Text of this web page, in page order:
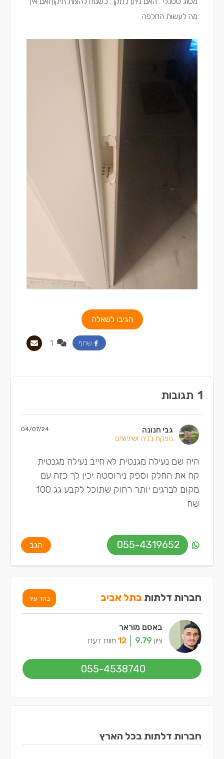
מה לעשות החלפה
הגיבו לשאלה
שתף
1 תגובות
גבי חנונה
מפקח בניה ושיפוצים
04/07/24
היה שם נעילה מגנטית לא חייב נעילה מגנטית
קח את החלק וספק נירוסטה יכין לך כזה עם
מקום לברגים יותר רחוק שתוכל לקבע גג 100
שח
055-4319652 הגב
חברות דלתות בתל אביב בחר עיר
באסם מוראר
ציון 9.79
12 חוות דעת
055-4538740
חברות דלתות בכל הארץ